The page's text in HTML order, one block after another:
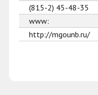
(815-2) 45-48-35
www:
http://mgounb.ru/